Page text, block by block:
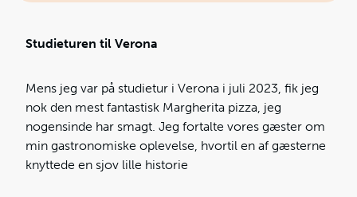
Studieturen til Verona
Mens jeg var på studietur i Verona i juli 2023, fik jeg
nok den mest fantastisk Margherita pizza, jeg
nogensinde har smagt. Jeg fortalte vores gæster om
min gastronomiske oplevelse, hvortil en af gæsterne
knyttede en sjov lille historie